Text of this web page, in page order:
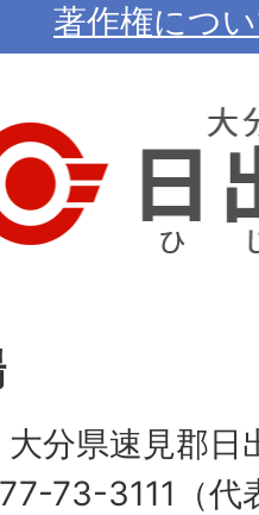
著作権につ
分県速見郡日
73-3111（代